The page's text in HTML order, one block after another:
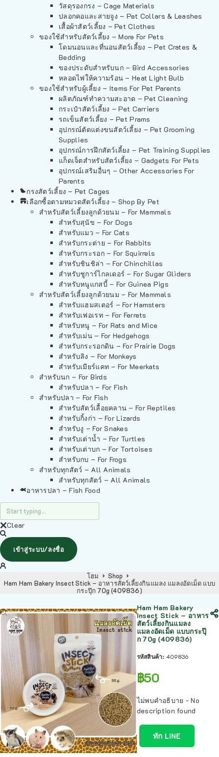
วัสดุรองกรง – Cage Materials
ปลอกคอและสายจูง – Pet Collars & Leashes
เสื้อผ้าสัตว์เลี้ยง – Pet Clothes
ของใช้สำหรับสัตว์เลี้ยง – More For Pets
โดมนอนและที่นอนสัตว์เลี้ยง – Pet Crates &
Bedding
ของประดับสำหรับนก – Bird Accessories
หลอดไฟให้ความร้อน – Heat Light Bulb
ของใช้สำหรับผู้เลี้ยง – Items For Pet Parents
ผลิตภัณฑ์ทำความสะอาด – Pet Cleaning
กระเป๋าสัตว์เลี้ยง – Pet Carriers
รถเข็นสัตว์เลี้ยง – Pet Prams
อุปกรณ์ตัดแต่งขนสัตว์เลี้ยง – Pet Grooming
Supplies
อุปกรณ์การฝึกสัตว์เลี้ยง – Pet Training Supplies
แก็ดเจ็ตสำหรับสัตว์เลี้ยง – Gadgets For Pets
อุปกรณ์เสริมอื่นๆ – Other Accessories For
Parents
กรงสัตว์เลี้ยง – Pet Cages
เลือกซื้อตามหมวดสัตว์เลี้ยง – Shop By Pet
สำหรับสัตว์เลี้ยงลูกด้วยนม – For Mammals
สำหรับสุนัข – For Dogs
สำหรับแมว – For Cats
สำหรับกระต่าย – For Rabbits
สำหรับกระรอก – For Squirrels
สำหรับชินชิล่า – For Chinchillas
สำหรับชูการ์ไกลเดอร์ – For Sugar Gliders
สำหรับหนูแกสบี้ – For Guinea Pigs
สำหรับสัตว์เลี้ยงลูกด้วยนม – For Mammals
สำหรับแฮมสเตอร์ – For Hamsters
สำหรับเฟอเรท – For Ferrets
สำหรับหนู – For Rats and Mice
สำหรับเม่น – For Hedgehogs
สำหรับกระรอกดิน – For Prairie Dogs
สำหรับลิง – For Monkeys
สำหรับเมียร์แคท – For Meerkats
สำหรับนก – For Birds
สำหรับปลา – For Fish
สำหรับปลา – For Fish
สำหรับสัตว์เลื้อยคลาน – For Reptiles
สำหรับกิ้งก่า – For Lizards
สำหรับงู – For Snakes
สำหรับเต่าน้ำ – For Turtles
สำหรับเต่าบก – For Tortoises
สำหรับกบ – For Frogs
สำหรับทุกสัตว์ – All Animals
สำหรับทุกสัตว์ – All Animals
อาหารปลา – Fish Food
Clear
เข้าสู่ระบบ/ลงชื่อ
โฮม
Shop
Ham Ham Bakery Insect Stick – อาหารสัตว์เลี้ยงกินแมลง แมลงอัดเม็ด แบบ
กระปุ๊ก 70g (409836)
Ham Ham Bakery
Insect Stick – อาหาร
สัตว์เลี้ยงกินแมลง
แมลงอัดเม็ด แบบกระปุ๊
ก 70g (409836)
รหัสสินค้า: 409836
฿50
ไม่พบคำอธิบาย - No
description found
ทัก LINE